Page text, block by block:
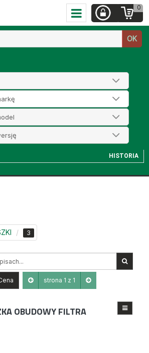
0
numer
OK
HISTORIA
3
strona 1 z 1
OBUDOWY FILTRA